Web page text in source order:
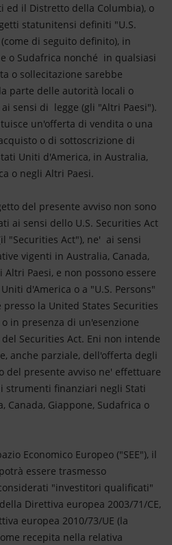
ed il Distretto della Columbia), o
statunitensi definiti "U.S.
di seguito definito), in
o Sudafrica nonché in qualsiasi
o sollecitazione sarebbe
parte delle autorità locali o
sensi di legge (gli "Altri Paesi").
un'offerta di vendita o una
o di sottoscrizione di
Uniti d'America, in Australia,
o negli Altri Paesi.
del presente avviso non sono
ai sensi dello U.S. Securities Act
"Securities Act"), ne' ai sensi
vigenti in Australia, Canada,
Paesi, e non possono essere
d'America o a "U.S. Persons"
la United States Securities
in presenza di un'esenzione
Securities Act. Eni non intende
anche parziale, dell'offerta degli
del presente avviso ne' effettuare
strumenti finanziari negli Stati
Canada, Giappone, Sudafrica o
Economico Europeo ("SEE"), il
essere trasmesso
"investitori qualificati"
Direttiva europea 2003/71/CE,
europea 2010/73/UE (la
recepita nella relativa